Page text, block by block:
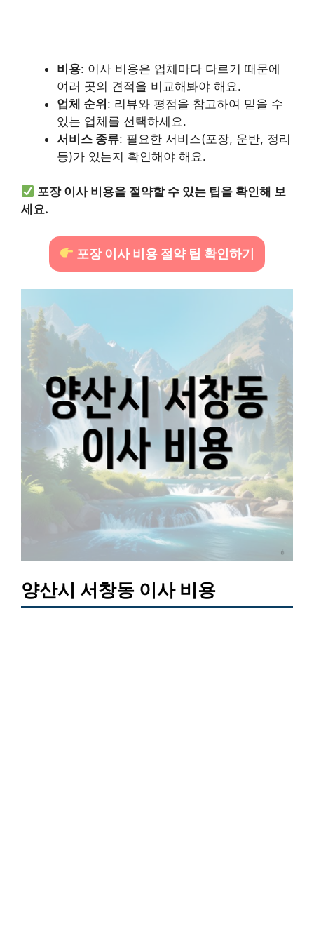
비용: 이사 비용은 업체마다 다르기 때문에
여러 곳의 견적을 비교해봐야 해요.
업체 순위: 리뷰와 평점을 참고하여 믿을 수
있는 업체를 선택하세요.
서비스 종류: 필요한 서비스(포장, 운반, 정리
등)가 있는지 확인해야 해요.
포장 이사 비용을 절약할 수 있는 팁을 확인해 보
세요.
포장 이사 비용 절약 팁 확인하기
양산시 서창동 이사 비용